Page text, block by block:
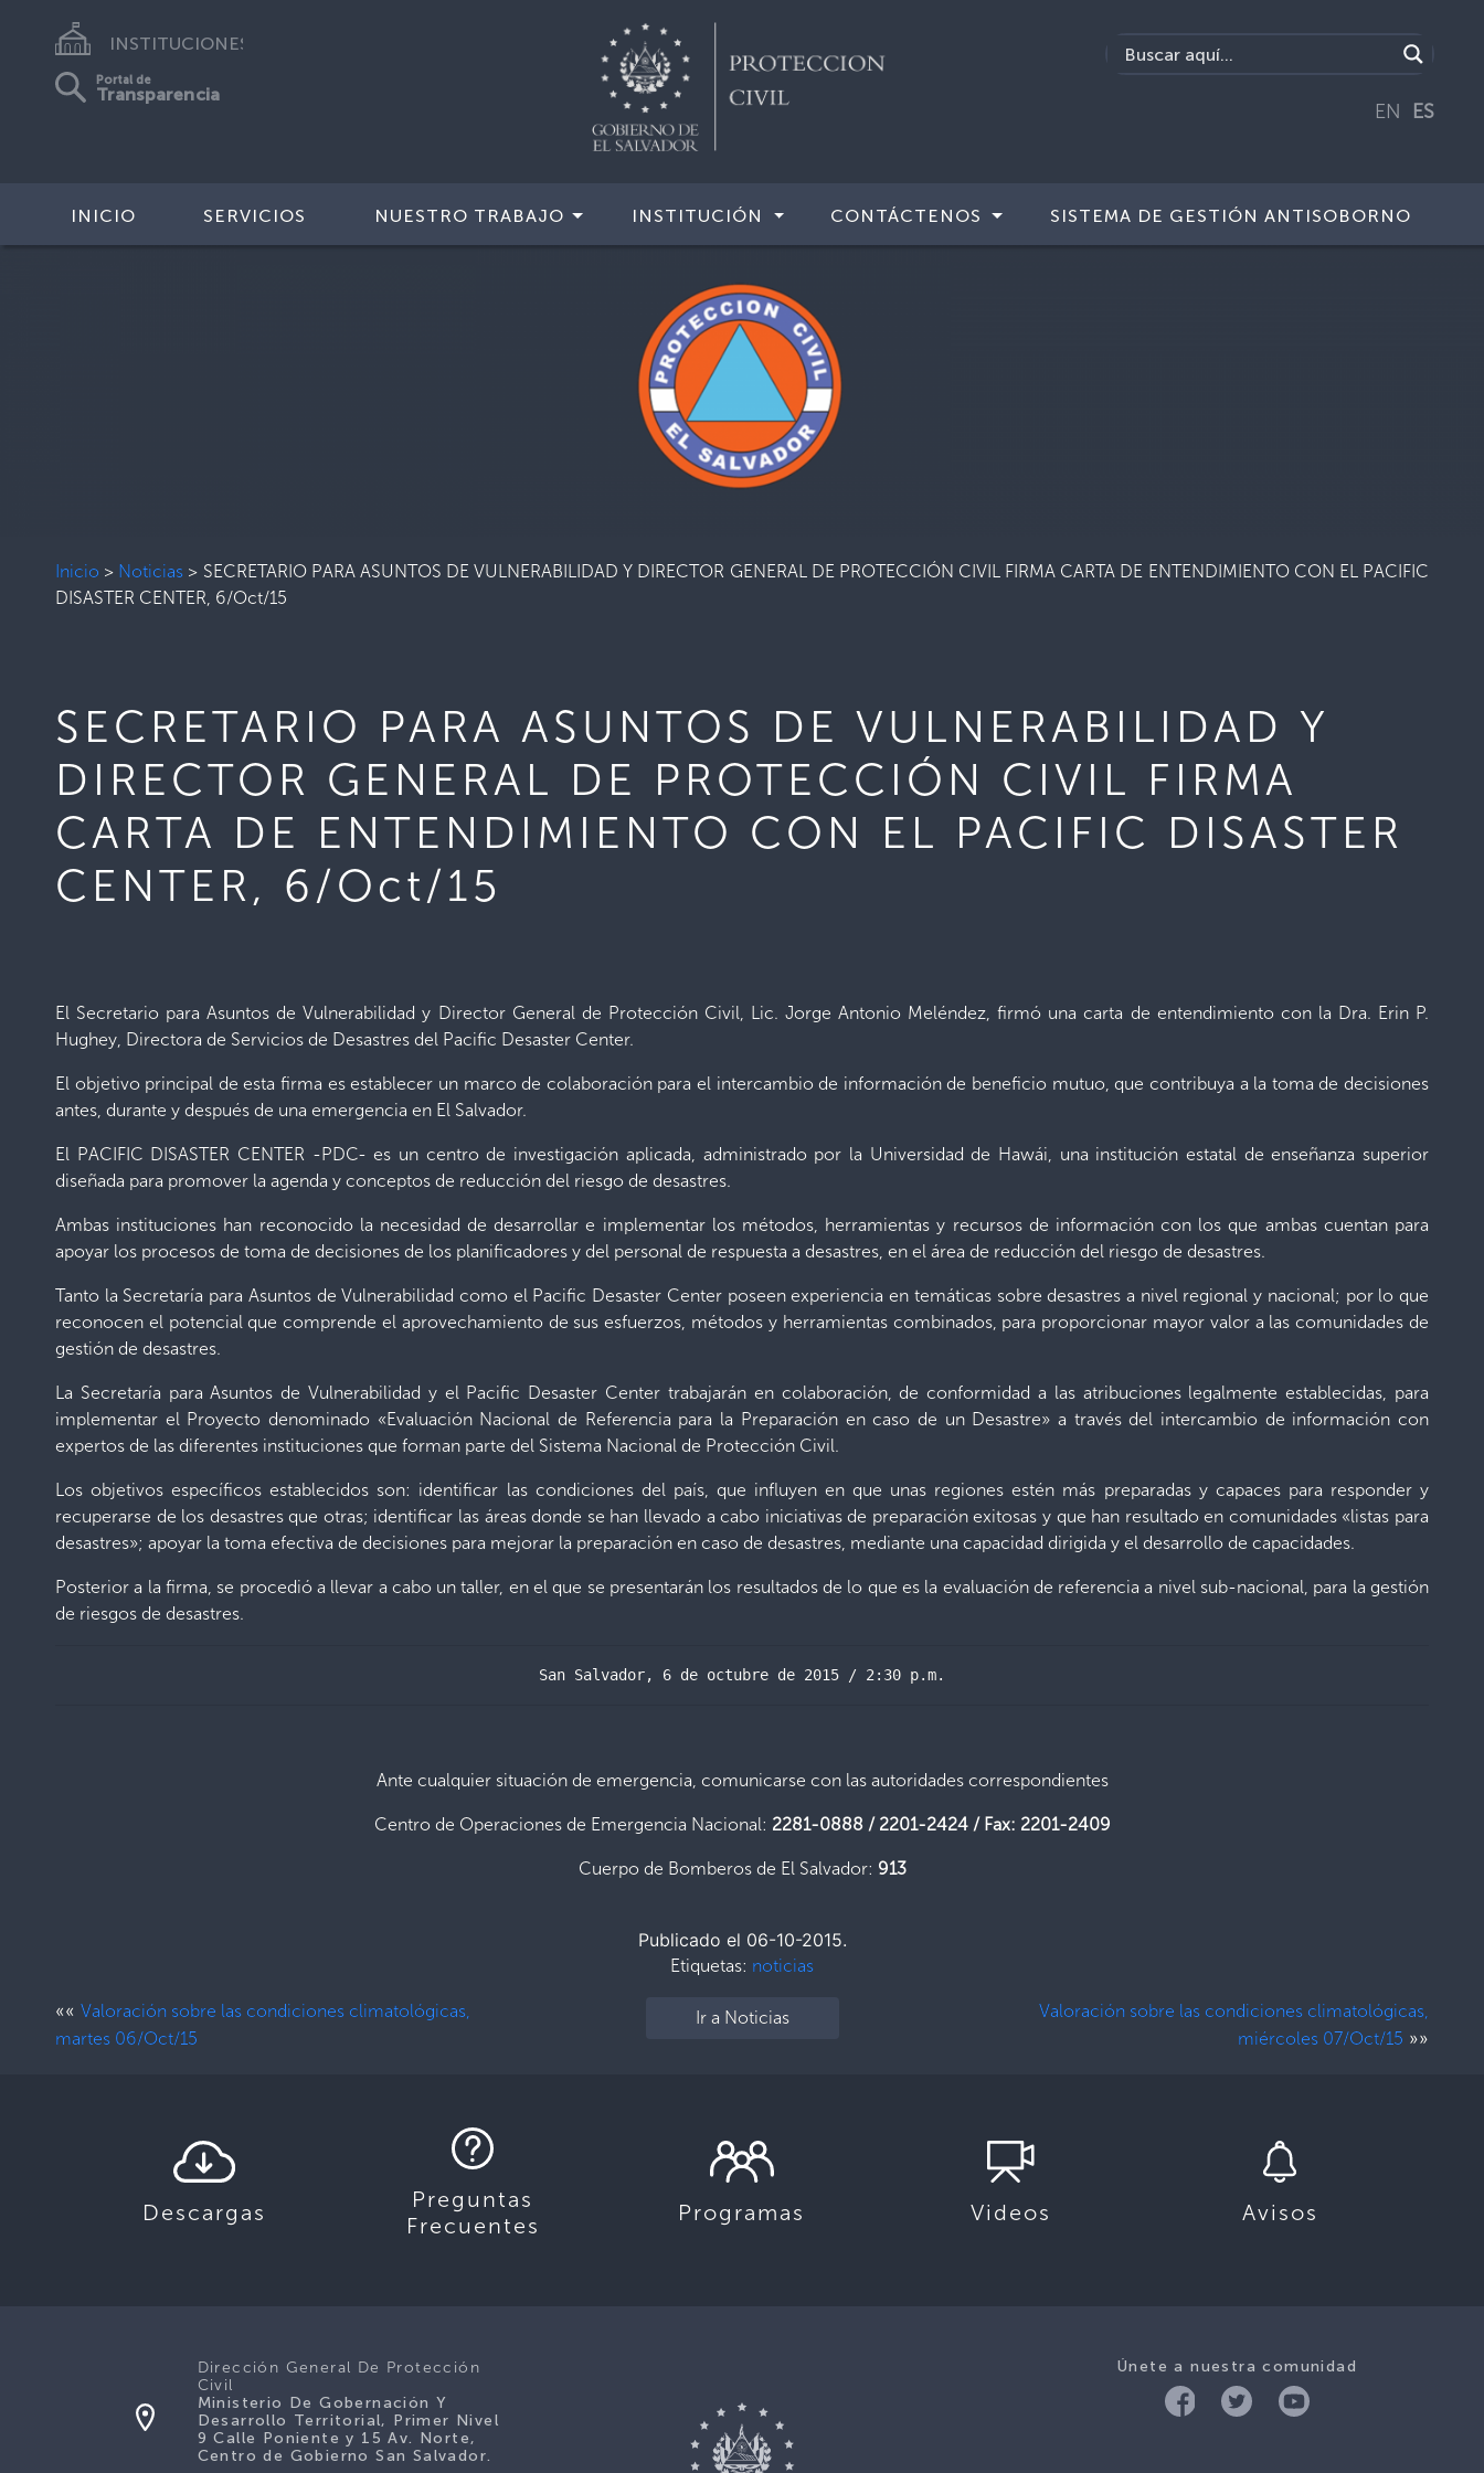
INSTITUCIONES
Portal de
Transparencia
EN ES
INICIO SERVICIOS NUESTRO TRABAJO INSTITUCIÓN CONTÁCTENOS SISTEMA DE GESTIÓN ANTISOBORNO
Inicio > Noticias > SECRETARIO PARA ASUNTOS DE VULNERABILIDAD Y DIRECTOR GENERAL DE PROTECCIÓN CIVIL FIRMA CARTA DE ENTENDIMIENTO CON EL PACIFIC
DISASTER CENTER, 6/Oct/15
SECRETARIO PARA ASUNTOS DE VULNERABILIDAD Y
DIRECTOR GENERAL DE PROTECCIÓN CIVIL FIRMA
CARTA DE ENTENDIMIENTO CON EL PACIFIC DISASTER
CENTER, 6/Oct/15
El Secretario para Asuntos de Vulnerabilidad y Director General de Protección Civil, Lic. Jorge Antonio Meléndez, firmó una carta de entendimiento con la Dra. Erin P.
Hughey, Directora de Servicios de Desastres del Pacific Desaster Center.
El objetivo principal de esta firma es establecer un marco de colaboración para el intercambio de información de beneficio mutuo, que contribuya a la toma de decisiones
antes, durante y después de una emergencia en El Salvador.
El PACIFIC DISASTER CENTER -PDC- es un centro de investigación aplicada, administrado por la Universidad de Hawái, una institución estatal de enseñanza superior
diseñada para promover la agenda y conceptos de reducción del riesgo de desastres.
Ambas instituciones han reconocido la necesidad de desarrollar e implementar los métodos, herramientas y recursos de información con los que ambas cuentan para
apoyar los procesos de toma de decisiones de los planificadores y del personal de respuesta a desastres, en el área de reducción del riesgo de desastres.
Tanto la Secretaría para Asuntos de Vulnerabilidad como el Pacific Desaster Center poseen experiencia en temáticas sobre desastres a nivel regional y nacional; por lo que
reconocen el potencial que comprende el aprovechamiento de sus esfuerzos, métodos y herramientas combinados, para proporcionar mayor valor a las comunidades de
gestión de desastres.
La Secretaría para Asuntos de Vulnerabilidad y el Pacific Desaster Center trabajarán en colaboración, de conformidad a las atribuciones legalmente establecidas, para
implementar el Proyecto denominado «Evaluación Nacional de Referencia para la Preparación en caso de un Desastre» a través del intercambio de información con
expertos de las diferentes instituciones que forman parte del Sistema Nacional de Protección Civil.
Los objetivos específicos establecidos son: identificar las condiciones del país, que influyen en que unas regiones estén más preparadas y capaces para responder y
recuperarse de los desastres que otras; identificar las áreas donde se han llevado a cabo iniciativas de preparación exitosas y que han resultado en comunidades «listas para
desastres»; apoyar la toma efectiva de decisiones para mejorar la preparación en caso de desastres, mediante una capacidad dirigida y el desarrollo de capacidades.
Posterior a la firma, se procedió a llevar a cabo un taller, en el que se presentarán los resultados de lo que es la evaluación de referencia a nivel sub-nacional, para la gestión
de riesgos de desastres.
San Salvador, 6 de octubre de 2015 / 2:30 p.m.
Ante cualquier situación de emergencia, comunicarse con las autoridades correspondientes
Centro de Operaciones de Emergencia Nacional: 2281-0888 / 2201-2424 / Fax: 2201-2409
Cuerpo de Bomberos de El Salvador: 913
Publicado el 06-10-2015.
Etiquetas: noticias
«« Valoración sobre las condiciones climatológicas,
martes 06/Oct/15
Ir a Noticias
Valoración sobre las condiciones climatológicas,
miércoles 07/Oct/15 »»
Descargas
Preguntas
Frecuentes
Programas Videos Avisos
Únete a nuestra comunidad
Dirección General De Protección
Civil
Ministerio De Gobernación Y
Desarrollo Territorial, Primer Nivel
9 Calle Poniente y 15 Av. Norte,
Centro de Gobierno San Salvador.